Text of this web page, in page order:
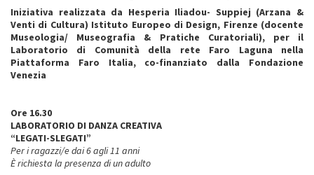
Iniziativa realizzata da Hesperia Iliadou- Suppiej (Arzana &
Venti di Cultura) Istituto Europeo di Design, Firenze (docente
Museologia/ Museografia & Pratiche Curatoriali), per il
Laboratorio di Comunità della rete Faro Laguna nella
Piattaforma Faro Italia, co-finanziato dalla Fondazione
Venezia
Ore 16.30
LABORATORIO DI DANZA CREATIVA
“LEGATI-SLEGATI”
Per i ragazzi/e dai 6 agli 11 anni
È richiesta la presenza di un adulto